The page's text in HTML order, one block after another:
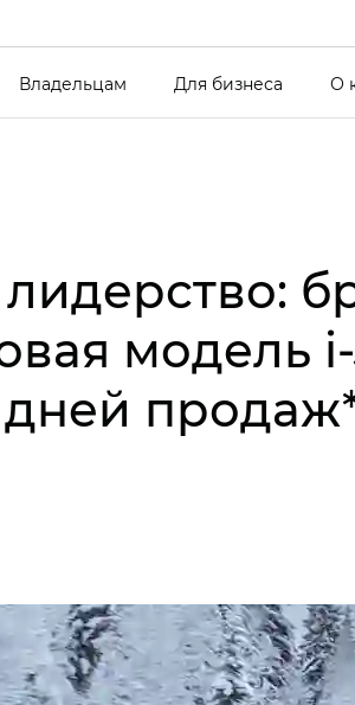
Владельцам Для бизнеса О
лидерство:
модель